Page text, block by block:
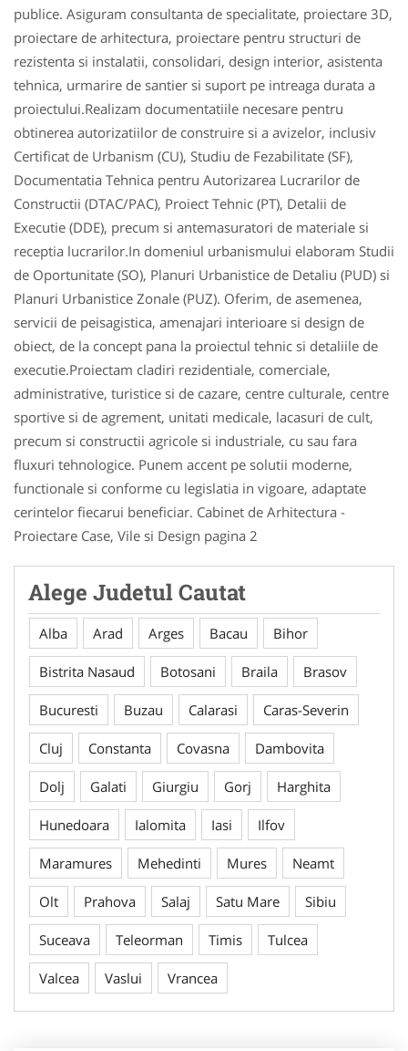
publice. Asiguram consultanta de specialitate, proiectare 3D,
proiectare de arhitectura, proiectare pentru structuri de
rezistenta si instalatii, consolidari, design interior, asistenta
tehnica, urmarire de santier si suport pe intreaga durata a
proiectului.Realizam documentatiile necesare pentru
obtinerea autorizatiilor de construire si a avizelor, inclusiv
Certificat de Urbanism (CU), Studiu de Fezabilitate (SF),
Documentatia Tehnica pentru Autorizarea Lucrarilor de
Constructii (DTAC/PAC), Proiect Tehnic (PT), Detalii de
Executie (DDE), precum si antemasuratori de materiale si
receptia lucrarilor.In domeniul urbanismului elaboram Studii
de Oportunitate (SO), Planuri Urbanistice de Detaliu (PUD) si
Planuri Urbanistice Zonale (PUZ). Oferim, de asemenea,
servicii de peisagistica, amenajari interioare si design de
obiect, de la concept pana la proiectul tehnic si detaliile de
executie.Proiectam cladiri rezidentiale, comerciale,
administrative, turistice si de cazare, centre culturale, centre
sportive si de agrement, unitati medicale, lacasuri de cult,
precum si constructii agricole si industriale, cu sau fara
fluxuri tehnologice. Punem accent pe solutii moderne,
functionale si conforme cu legislatia in vigoare, adaptate
cerintelor fiecarui beneficiar. Cabinet de Arhitectura -
Proiectare Case, Vile si Design pagina 2
Alege Judetul Cautat
Alba Arad Arges Bacau Bihor
Bistrita Nasaud Botosani Braila Brasov
Bucuresti Buzau Calarasi Caras-Severin
Cluj Constanta Covasna Dambovita
Dolj Galati Giurgiu Gorj Harghita
Hunedoara Ialomita Iasi Ilfov
Maramures Mehedinti Mures Neamt
Olt Prahova Salaj Satu Mare Sibiu
Suceava Teleorman Timis Tulcea
Valcea Vaslui Vrancea